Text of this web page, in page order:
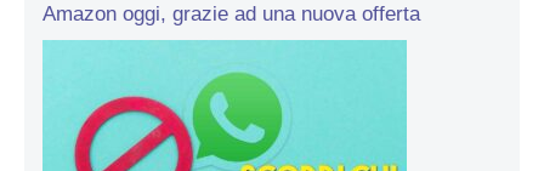
Amazon oggi, grazie ad una nuova offerta